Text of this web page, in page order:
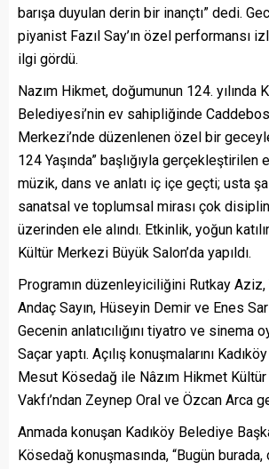
barışa duyulan derin bir inançtı” dedi.
piyanist Fazıl Say’ın özel performansı
ilgi gördü.
Nazım Hikmet, doğumunun 124. yılında
Belediyesi’nin ev sahipliğinde
Merkezi’nde düzenlenen özel bir geceyle
124 Yaşında” başlığıyla gerçekleştirilen
müzik, dans ve anlatı iç içe geçti; usta
sanatsal ve toplumsal mirası çok
üzerinden ele alındı. Etkinlik, yoğun
Kültür Merkezi Büyük Salon’da yapıldı.
Programın düzenleyiciliğini Rutkay Aziz,
Andaç Sayın, Hüseyin Demir ve Enes
Gecenin anlatıcılığını tiyatro ve sinema
Saçar yaptı. Açılış konuşmalarını
Mesut Kösedağ ile Nâzım Hikmet
Vakfı’ndan Zeynep Oral ve Özcan Arca
Anmada konuşan Kadıköy Belediye
Kösedağ konuşmasında, “Bugün